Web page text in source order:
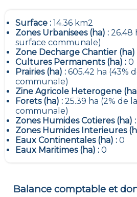
Surface : 14.36 km2
Zones Urbanisees (ha) : 26.48
surface communale)
Zone Decharge Chantier (ha)
Cultures Permanents (ha) : 0
Prairies (ha) : 605.42 ha (43%
communale)
Zine Agricole Heterogene
Forets (ha) : 25.39 ha (2% de
communale)
Zones Humides Cotieres (ha) :
Zones Humides Interieures
Eaux Continentales (ha) : 0
Eaux Maritimes (ha) : 0
Balance comptable et